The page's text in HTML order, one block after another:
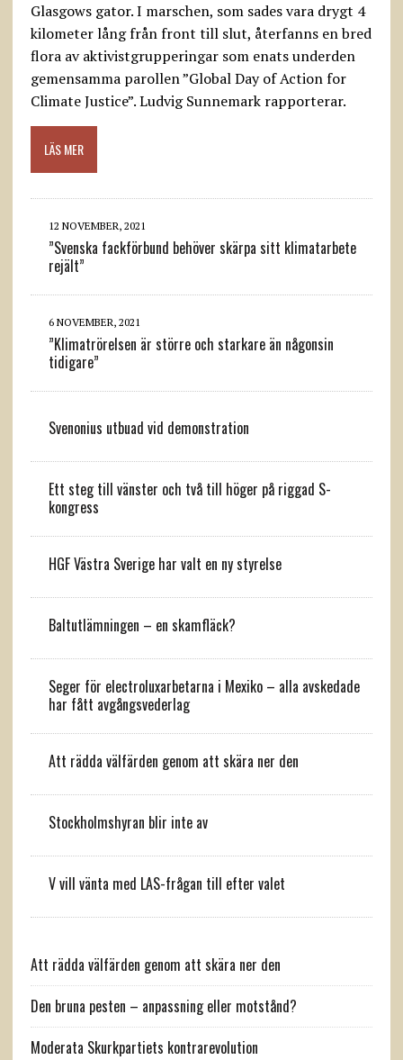
Glasgows gator. I marschen, som sades vara drygt 4
kilometer lång från front till slut, återfanns en bred
flora av aktivistgrupperingar som enats underden
gemensamma parollen ”Global Day of Action for
Climate Justice”. Ludvig Sunnemark rapporterar.
LÄS MER
12 NOVEMBER, 2021
”Svenska fackförbund behöver skärpa sitt klimatarbete
rejält”
6 NOVEMBER, 2021
”Klimatrörelsen är större och starkare än någonsin
tidigare”
Svenonius utbuad vid demonstration
Ett steg till vänster och två till höger på riggad S-
kongress
HGF Västra Sverige har valt en ny styrelse
Baltutlämningen – en skamfläck?
Seger för electroluxarbetarna i Mexiko – alla avskedade
har fått avgångsvederlag
Att rädda välfärden genom att skära ner den
Stockholmshyran blir inte av
V vill vänta med LAS-frågan till efter valet
Att rädda välfärden genom att skära ner den
Den bruna pesten – anpassning eller motstånd?
Moderata Skurkpartiets kontrarevolution